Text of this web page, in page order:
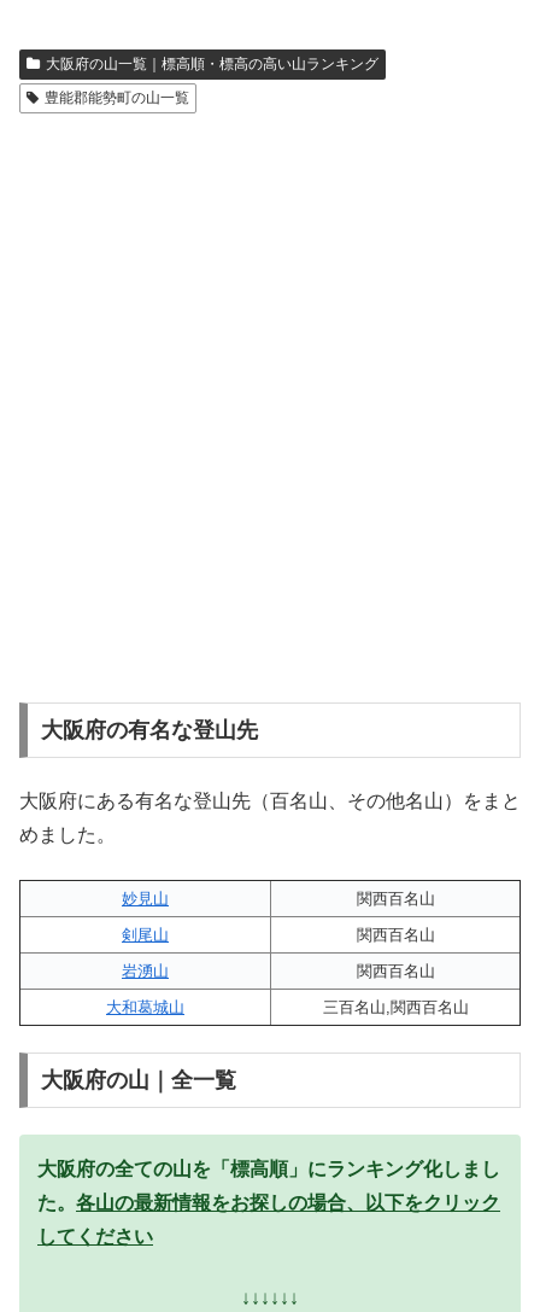
大阪府の山一覧｜標高順・標高の高い山ランキング
豊能郡能勢町の山一覧
大阪府の有名な登山先
大阪府にある有名な登山先（百名山、その他名山）をまと
めました。
妙見山
関西百名山
剣尾山
関西百名山
岩湧山
関西百名山
大和葛城山
三百名山,関西百名山
大阪府の山｜全一覧
大阪府の全ての山を「標高順」にランキング化しまし
た。 各山の最新情報をお探しの場合、以下をクリック
してください
↓↓↓↓↓↓